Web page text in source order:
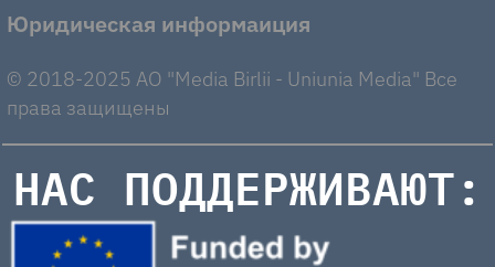
Юридическая информаиция
© 2018-2025 AO "Media Birlii - Uniunia Media" Все
права защищены
НАС ПОДДЕРЖИВАЮТ: